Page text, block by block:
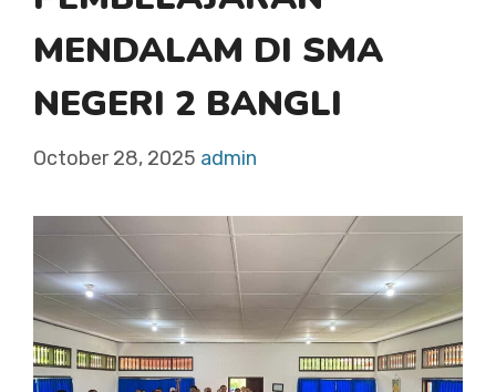
MENDALAM DI SMA
NEGERI 2 BANGLI
October 28, 2025 admin